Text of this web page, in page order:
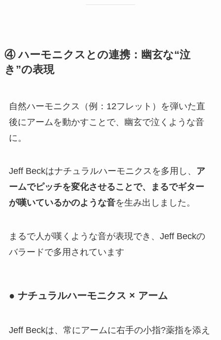
④ ハーモニクスとの連携：幽玄な“泣
き”の表現
自然ハーモニクス（例：12フレット）を弾いた直
後にアームを動かすことで、幽玄で泣くような音
に。
Jeff Beckはナチュラルハーモニクスを多用し、 ア
ームでピッチを変化させることで、まるでギター
が嘆いているかのような音を生み出しました。
まるで人が嘆くような音が表現でき、Jeff Beckの
バラードで多用されています
● ナチュラルハーモニクス × アーム
Jeff Beckは、常にアームに右手の小指?薬指を添え